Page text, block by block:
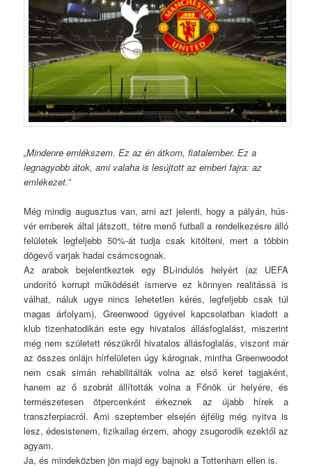
„Mindenre emlékszem. Ez az én átkom, fiatalember. Ez a
legnagyobb átok, ami valaha is lesújtott az emberi fajra: az
emlékezet.”
Még mindig augusztus van, ami azt jelenti, hogy a pályán, hús-
vér emberek által játszott, tétre menő futball a rendelkezésre álló
felületek legfeljebb 50%-át tudja csak kitölteni, mert a többin
dögevő varjak hadai csámcsognak.
Az arabok bejelentkeztek egy BL-indulós helyért (az UEFA
undorító korrupt működését ismerve ez könnyen realitássá is
válhat, náluk ugye nincs lehetetlen kérés, legfeljebb csak túl
magas árfolyam), Greenwood ügyével kapcsolatban kiadott a
klub tizenhatodikán este egy hivatalos állásfoglalást, miszerint
még nem született részükről hivatalos állásfoglalás, viszont már
az összes onlájn hírfelületen úgy kárognak, mintha Greenwoodot
nem csak simán rehabilitálták volna az első keret tagjaként,
hanem az ő szobrát állították volna a Főnök úr helyére, és
természetesen ötpercenként érkeznek az újabb hírek a
transzferpiacról. Ami szeptember elsején éjfélig még nyitva is
lesz, édesistenem, fizikailag érzem, ahogy zsugorodik ezektől az
agyam.
Ja, és mindeközben jön majd egy bajnoki a Tottenham ellen is.